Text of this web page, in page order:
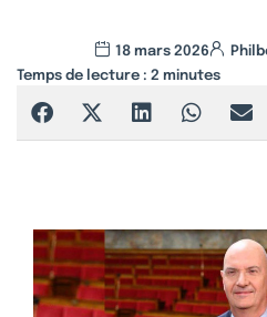
18 mars 2026
Temps de lecture : 2 minutes